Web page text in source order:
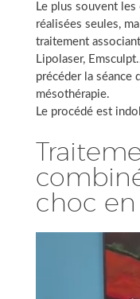
Le plus souvent
réalisées seules,
traitement
Lipolaser,
précéder la séance
mésothérapie.
Le procédé est
choc